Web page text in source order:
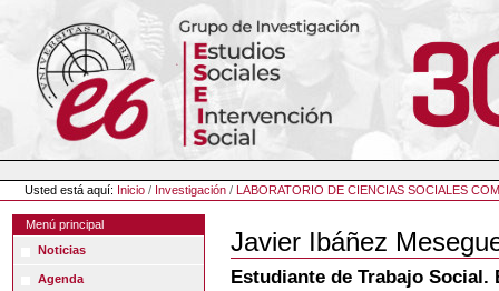
contenido.
navegación
Herramientas
Personales
Usted está aquí: Inicio / Investigación /LABORATORIO DE CIENCIAS SOCIALES
Menú principal
Noticias
Agenda
Javier Ibáñez
Estudiante de Trabajo